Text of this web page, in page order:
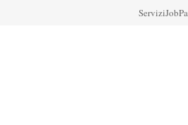
ServiziJob